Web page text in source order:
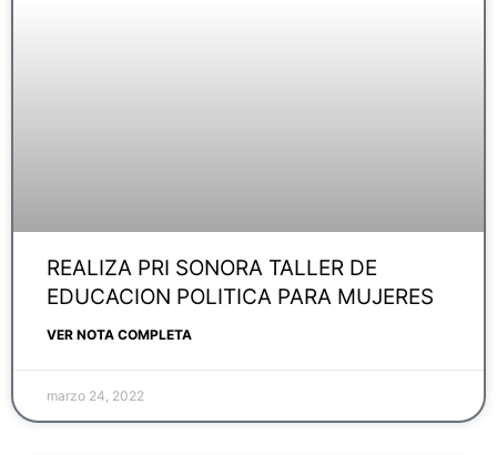
REALIZA PRI SONORA TALLER DE
EDUCACION POLITICA PARA MUJERES
VER NOTA COMPLETA
marzo 24, 2022